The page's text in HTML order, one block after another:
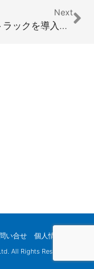
Next
１０ｔ トラックを導入しました。
い合せ 個人情報保護方針
All Rights Reserved.